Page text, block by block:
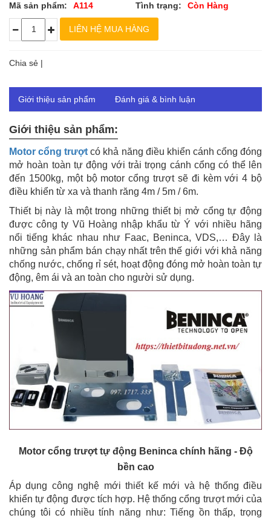
Mã sản phẩm:
A114 Tình trạng: Còn Hàng
Chia sẻ |
Giới thiệu sản phẩm Đánh giá & bình luận
Giới thiệu sản phẩm:
Motor cổng trượt có khả năng điều khiển cánh cổng đóng
mở hoàn toàn tự động với trải trọng cánh cổng có thể lên
đến 1500kg, một bộ motor cổng trượt sẽ đi kèm với 4 bộ
điều khiển từ xa và thanh răng 4m / 5m / 6m.
Thiết bị này là một trong những thiết bị mở cổng tự động
được công ty Vũ Hoàng nhập khẩu từ Ý với nhiều hãng
nổi tiếng khác nhau như Faac, Beninca, VDS,… Đây là
những sản phẩm bán chạy nhất trên thế giới với khả năng
chống nước, chống rỉ sét, hoạt động đóng mở hoàn toàn tự
động, êm ái và an toàn cho người sử dụng.
Motor cổng trượt tự động Beninca chính hãng - Độ
bền cao
Áp dụng công nghệ mới thiết kế mới và hệ thống điều
khiển tự động được tích hợp. Hệ thống cổng trượt mới của
chúng tôi có nhiều tính năng như: Tiếng ồn thấp, trọng